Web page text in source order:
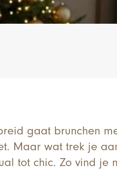
gaat brunchen
Maar wat trek je
tot chic. Zo vind je